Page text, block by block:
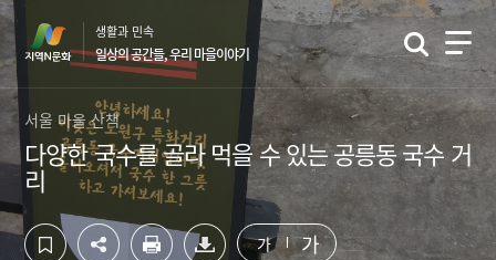
컨
텐
츠
영
역
바
로
가
기
하
단
영
역
바
로
가
기
생활과 민속
일상의 공간들, 우리 마을이야기
서울 마을 산책
다양한 국수를 골라 먹을 수 있는 공릉동 국수 거
리
가 가